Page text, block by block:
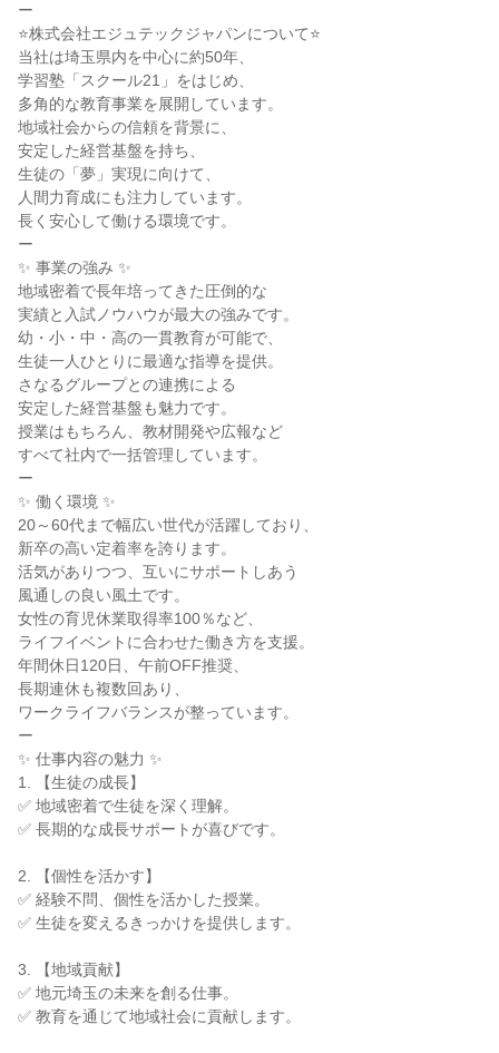
ー
⭐株式会社エジュテックジャパンについて⭐
当社は埼玉県内を中心に約50年、
学習塾「スクール21」をはじめ、
多角的な教育事業を展開しています。
地域社会からの信頼を背景に、
安定した経営基盤を持ち、
生徒の「夢」実現に向けて、
人間力育成にも注力しています。
長く安心して働ける環境です。
ー
✨ 事業の強み ✨
地域密着で長年培ってきた圧倒的な
実績と入試ノウハウが最大の強みです。
幼・小・中・高の一貫教育が可能で、
生徒一人ひとりに最適な指導を提供。
さなるグループとの連携による
安定した経営基盤も魅力です。
授業はもちろん、教材開発や広報など
すべて社内で一括管理しています。
ー
✨ 働く環境 ✨
20～60代まで幅広い世代が活躍しており、
新卒の高い定着率を誇ります。
活気がありつつ、互いにサポートしあう
風通しの良い風土です。
女性の育児休業取得率100％など、
ライフイベントに合わせた働き方を支援。
年間休日120日、午前OFF推奨、
長期連休も複数回あり、
ワークライフバランスが整っています。
ー
✨ 仕事内容の魅力 ✨
1. 【生徒の成長】
✅ 地域密着で生徒を深く理解。
✅ 長期的な成長サポートが喜びです。
2. 【個性を活かす】
✅ 経験不問、個性を活かした授業。
✅ 生徒を変えるきっかけを提供します。
3. 【地域貢献】
✅ 地元埼玉の未来を創る仕事。
✅ 教育を通じて地域社会に貢献します。